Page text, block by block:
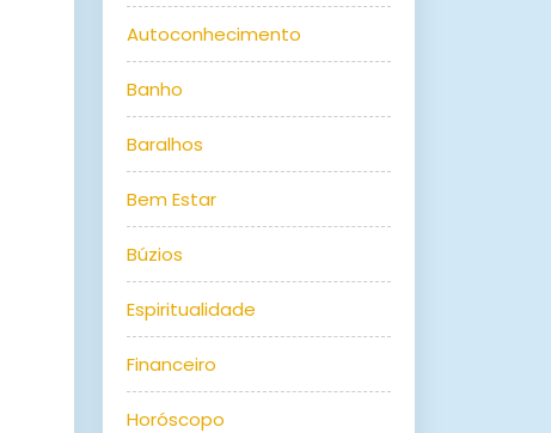
Autoconhecimento
Banho
Baralhos
Bem Estar
Búzios
Espiritualidade
Financeiro
Horóscopo